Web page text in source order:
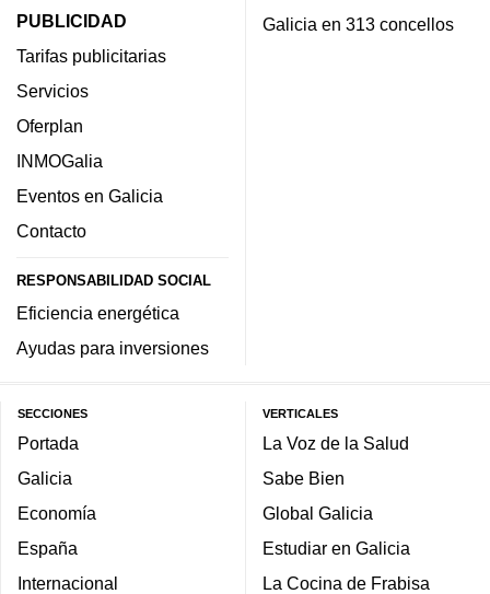
PUBLICIDAD
Tarifas publicitarias
Servicios
Oferplan
INMOGalia
Eventos en Galicia
Contacto
RESPONSABILIDAD SOCIAL
Eficiencia energética
Ayudas para inversiones
Galicia en 313 concellos
SECCIONES
Portada
Galicia
Economía
España
Internacional
VERTICALES
La Voz de la Salud
Sabe Bien
Global Galicia
Estudiar en Galicia
La Cocina de Frabisa